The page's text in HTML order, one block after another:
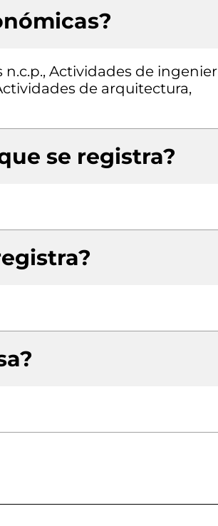
Actividades de
de arquitectura,
se registra?